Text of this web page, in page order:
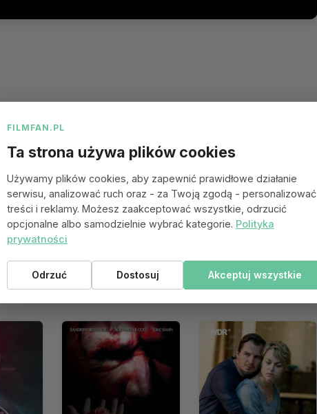
spodobać
FILMFAN.PL
Ta strona używa plików cookies
Używamy plików cookies, aby zapewnić prawidłowe działanie
serwisu, analizować ruch oraz - za Twoją zgodą - personalizować
treści i reklamy. Możesz zaakceptować wszystkie, odrzucić
opcjonalne albo samodzielnie wybrać kategorie. Polityka
prywatności
Odrzuć Dostosuj Akceptuj wszystkie